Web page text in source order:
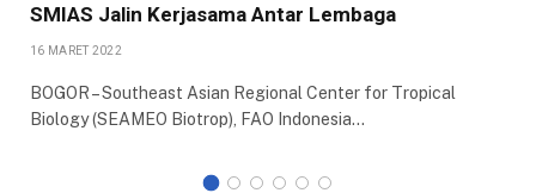
SMIAS Jalin Kerjasama Antar Lembaga
16 MARET 2022
BOGOR – Southeast Asian Regional Center for Tropical
Biology (SEAMEO Biotrop), FAO Indonesia…